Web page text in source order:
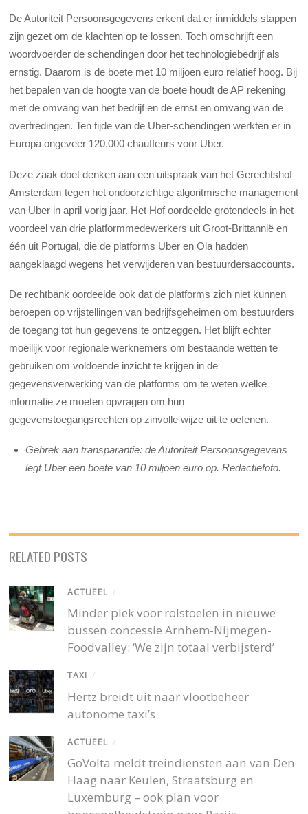
De Autoriteit Persoonsgegevens erkent dat er inmiddels stappen
zijn gezet om de klachten op te lossen. Toch omschrijft een
woordvoerder de schendingen door het technologiebedrijf als
ernstig. Daarom is de boete met 10 miljoen euro relatief hoog. Bij
het bepalen van de hoogte van de boete houdt de AP rekening
met de omvang van het bedrijf en de ernst en omvang van de
overtredingen. Ten tijde van de Uber-schendingen werkten er in
Europa ongeveer 120.000 chauffeurs voor Uber.
Deze zaak doet denken aan een uitspraak van het Gerechtshof
Amsterdam tegen het ondoorzichtige algoritmische management
van Uber in april vorig jaar. Het Hof oordeelde grotendeels in het
voordeel van drie platformmedewerkers uit Groot-Brittannië en
één uit Portugal, die de platforms Uber en Ola hadden
aangeklaagd wegens het verwijderen van bestuurdersaccounts.
De rechtbank oordeelde ook dat de platforms zich niet kunnen
beroepen op vrijstellingen van bedrijfsgeheimen om bestuurders
de toegang tot hun gegevens te ontzeggen. Het blijft echter
moeilijk voor regionale werknemers om bestaande wetten te
gebruiken om voldoende inzicht te krijgen in de
gegevensverwerking van de platforms om te weten welke
informatie ze moeten opvragen om hun
gegevenstoegangsrechten op zinvolle wijze uit te oefenen.
Gebrek aan transparantie: de Autoriteit Persoonsgegevens
legt Uber een boete van 10 miljoen euro op. Redactiefoto.
RELATED POSTS
ACTUEEL /
Minder plek voor rolstoelen in nieuwe
bussen concessie Arnhem-Nijmegen-
Foodvalley: ‘We zijn totaal verbijsterd’
TAXI /
Hertz breidt uit naar vlootbeheer
autonome taxi’s
ACTUEEL /
GoVolta meldt treindiensten aan van Den
Haag naar Keulen, Straatsburg en
Luxemburg – ook plan voor